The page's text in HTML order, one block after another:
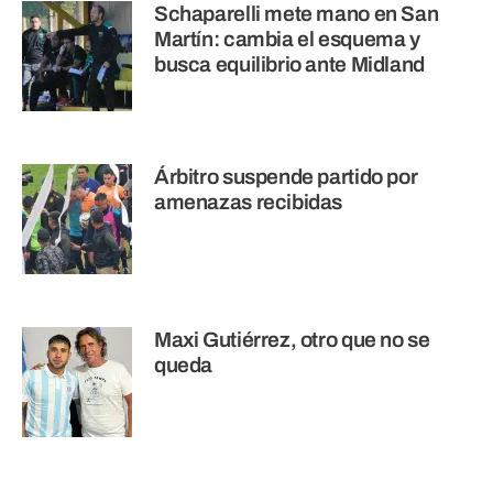
Schaparelli mete mano en San
Martín: cambia el esquema y
busca equilibrio ante Midland
Árbitro suspende partido por
amenazas recibidas
Maxi Gutiérrez, otro que no se
queda